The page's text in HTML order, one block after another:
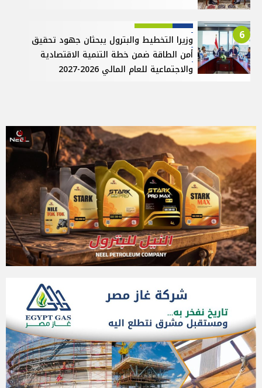
6
وزيرا التخطيط والبترول يبحثان جهود تحقيق
أمن الطاقة ضمن خطة التنمية الاقتصادية
والاجتماعية للعام المالي 2026-2027